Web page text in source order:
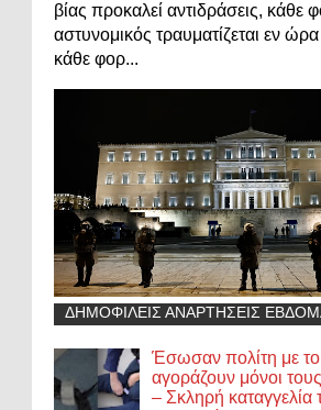
βίας προκαλεί αντιδράσεις, κάθε
αστυνομικός τραυματίζεται εν
κάθε φορ...
ΔΗΜΟΦΙΛΕΙΣ ΑΝΑΡΤΗΣΕΙΣ
Έσωσαν πολίτη με
αγοράζουν μόνοι
– Σκληρή καταγγελία